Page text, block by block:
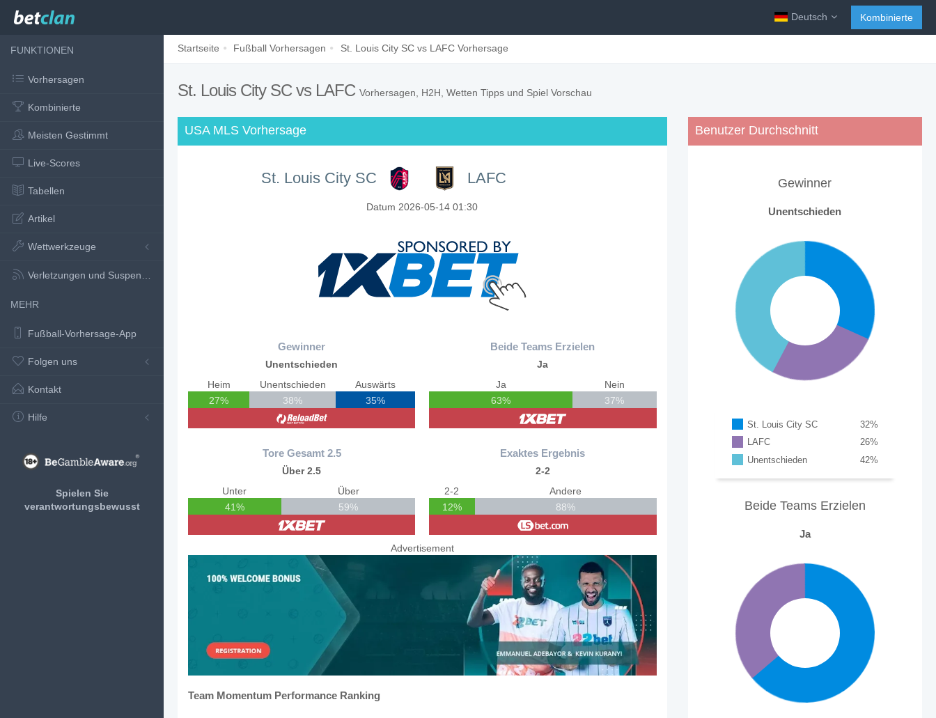
Deutsch Kombinierte
FUNKTIONEN
Vorhersagen
Kombinierte
Meisten Gestimmt
Live-Scores
Tabellen
Artikel
Wettwerkzeuge
Verletzungen und Suspensionen
MEHR
Fußball-Vorhersage-App
Folgen uns
Kontakt
Hilfe
Spielen Sie
verantwortungsbewusst
Startseite Fußball Vorhersagen St. Louis City SC vs LAFC Vorhersage
St. Louis City SC vs LAFC Vorhersagen, H2H, Wetten Tipps und Spiel Vorschau
USA MLS Vorhersage
St. Louis City SC LAFC
Datum 2026-05-14 01:30
Gewinner
Unentschieden
Heim
27%
Unentschieden
38%
Auswärts
35%
Tore Gesamt 2.5
Über 2.5
Unter
41%
Über
59%
Beide Teams Erzielen
Ja
Ja
63%
Nein
37%
Exaktes Ergebnis
2-2
2-2
12%
Andere
88%
Advertisement
Team Momentum Performance Ranking
Benutzer Durchschnitt
Gewinner
Unentschieden
St. Louis City SC %
32
LAFC
%
26
Unentschieden
%
42
Beide Teams Erzielen
Ja